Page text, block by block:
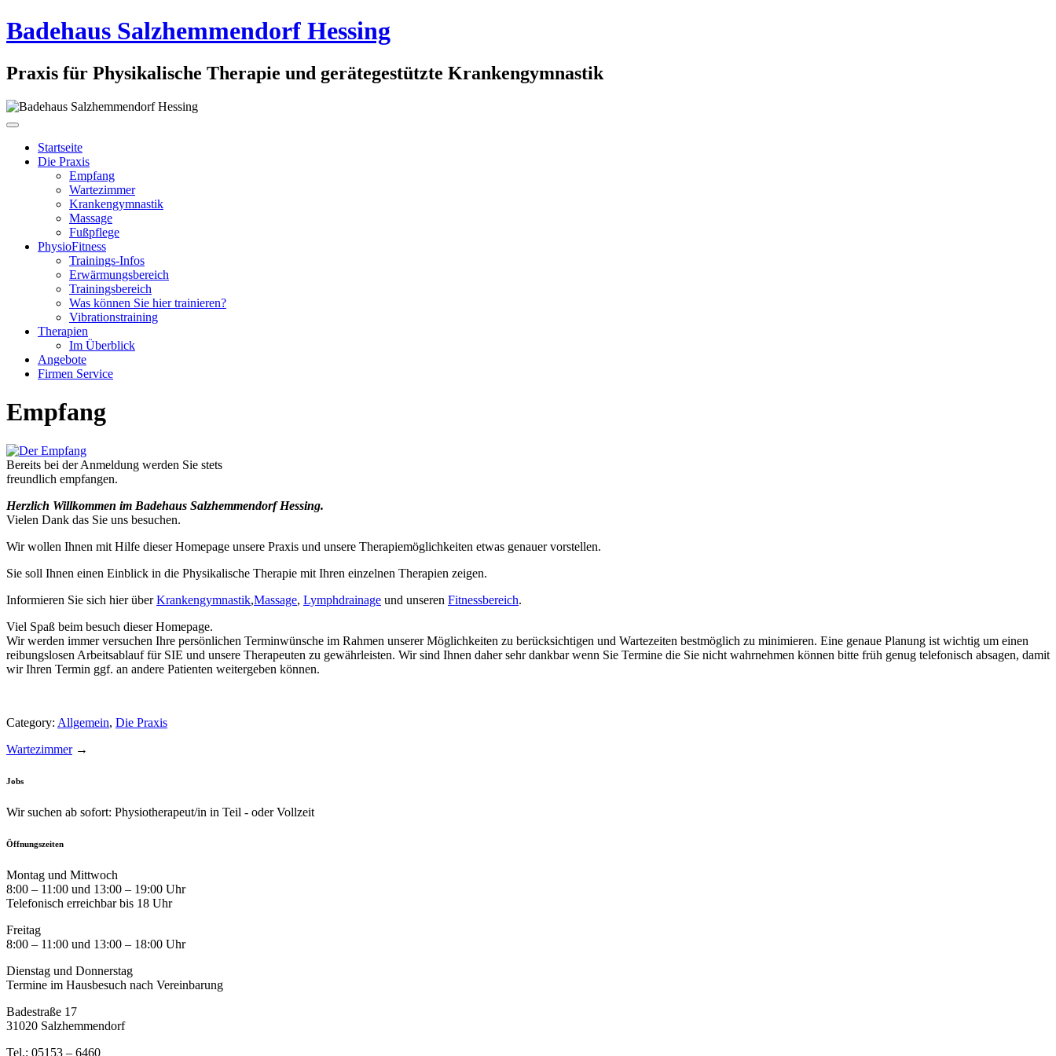
Badehaus Salzhemmendorf Hessing
Praxis für Physikalische Therapie und gerätegestützte Krankengymnastik
Startseite
Die Praxis
Empfang
Wartezimmer
Krankengymnastik
Massage
Fußpflege
PhysioFitness
Trainings-Infos
Erwärmungsbereich
Trainingsbereich
Was können Sie hier trainieren?
Vibrationstraining
Therapien
Im Überblick
Angebote
Firmen Service
Empfang
Bereits bei der Anmeldung werden Sie stets
freundlich empfangen.
Herzlich Willkommen im Badehaus Salzhemmendorf Hessing.
Vielen Dank das Sie uns besuchen.
Wir wollen Ihnen mit Hilfe dieser Homepage unsere Praxis und unsere Therapiemöglichkeiten etwas genauer vorstellen.
Sie soll Ihnen einen Einblick in die Physikalische Therapie mit Ihren einzelnen Therapien zeigen.
Informieren Sie sich hier überKrankengymnastik,Massage, Lymphdrainage und unseren Fitnessbereich.
Viel Spaß beim besuch dieser Homepage.
Wir werden immer versuchen Ihre persönlichen Terminwünsche im Rahmen unserer Möglichkeiten zu berücksichtigen und Wartezeiten bestmöglich zu minimieren. Eine genaue Planung ist wichtig um einen
reibungslosen Arbeitsablauf für SIE und unsere Therapeuten zu gewährleisten. Wir sind Ihnen daher sehr dankbar wenn Sie Termine die Sie nicht wahrnehmen können bitte früh genug telefonisch absagen, damit
wir Ihren Termin ggf. an andere Patienten weitergeben können.
Category: Allgemein, Die Praxis
Wartezimmer→
Jobs
Wir suchen ab sofort: Physiotherapeut/in in Teil - oder Vollzeit
Öffnungszeiten
Montag und Mittwoch
8:00 – 11:00 und 13:00 – 19:00 Uhr
Telefonisch erreichbar bis 18 Uhr
Freitag
8:00 – 11:00 und 13:00 – 18:00 Uhr
Dienstag und Donnerstag
Termine im Hausbesuch nach Vereinbarung
Badestraße 17
31020 Salzhemmendorf
Tel.: 05153 – 6460